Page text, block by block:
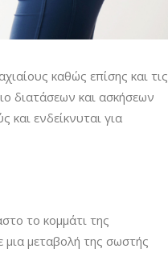
καθώς επίσης και τις
διατάσεων και ασκήσεων
ενδείκνυται για
το κομμάτι της
μια μεταβολή της σωστής